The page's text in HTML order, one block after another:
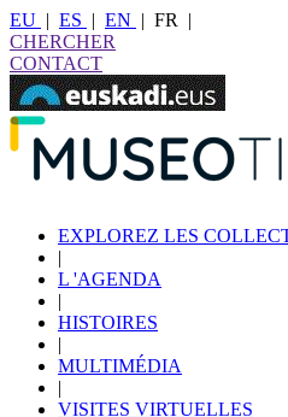
EU | ES | EN | FR
|
CHERCHER
CONTACT
EXPLOREZ LES
|
L 'AGENDA
|
HISTOIRES
|
MULTIMÉDIA
|
VISITES VIRTUELLES